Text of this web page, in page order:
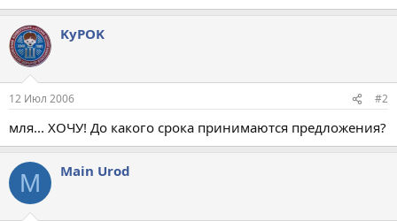
KyPOK
12 Июл 2006 #2
мля... ХОЧУ! До какого срока принимаются предложения?
M Main Urod